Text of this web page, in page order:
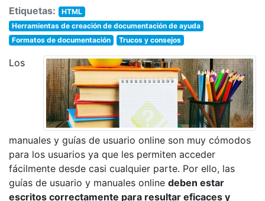
Etiquetas:
HTML
Herramientas de creación de documentación de ayuda
Formatos de documentación
Trucos y consejos
Los
manuales y guías de usuario online son muy cómodos
para los usuarios ya que les permiten acceder
fácilmente desde casi cualquier parte. Por ello, las
guías de usuario y manuales online deben estar
escritos correctamente para resultar eficaces y